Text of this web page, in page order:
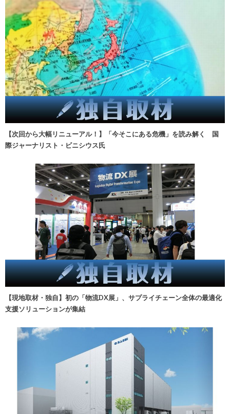
【次回から大幅リニューアル！】「今そこにある危機」を読み解く 国
際ジャーナリスト・ビニシウス氏
【現地取材・独自】初の「物流DX展」、サプライチェーン全体の最適化
支援ソリューションが集結